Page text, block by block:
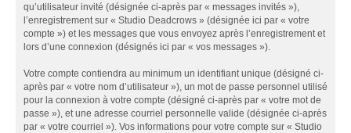
qu’utilisateur invité (désignée ci-après par « messages invités »),
l’enregistrement sur « Studio Deadcrows » (désignée ici par « votre
compte ») et les messages que vous envoyez après l’enregistrement et
lors d’une connexion (désignés ici par « vos messages »).
Votre compte contiendra au minimum un identifiant unique (désigné ci-
après par « votre nom d’utilisateur »), un mot de passe personnel utilisé
pour la connexion à votre compte (désigné ci-après par « votre mot de
passe »), et une adresse courriel personnelle valide (désignée ci-après
par « votre courriel »). Vos informations pour votre compte sur « Studio